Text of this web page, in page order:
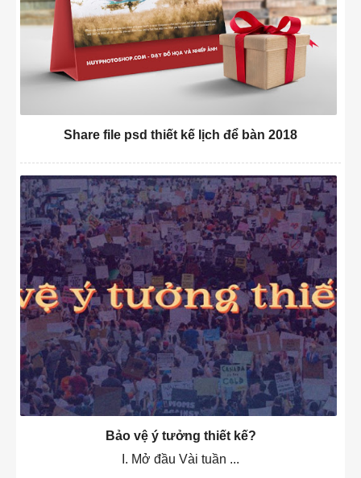
Share file psd thiết kế lịch để bàn 2018
Bảo vệ ý tưởng thiết kế?
I. Mở đầu Vài tuần ...